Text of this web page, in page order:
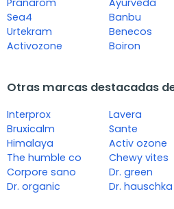
Pranarom
Sea4
Urtekram
Activozone
Ayurveda
Banbu
Benecos
Boiron
Otras marcas destacadas
Interprox
Bruxicalm
Himalaya
The humble co
Corpore sano
Dr. organic
Lavera
Sante
Activ ozone
Chewy vites
Dr. green
Dr. hauschka